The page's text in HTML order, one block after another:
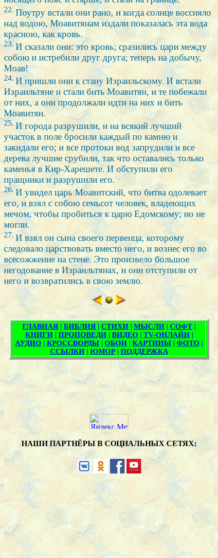
22. Поутру встали они рано, и когда солнце воссияло
над водою, Моавитянам издали показалась эта вода
красною, как кровь.
23.И сказали они: это кровь; сразились цари между
собою и истребили друг друга; теперь на добычу,
Моав!
24. И пришли они к стану Израильскому. И встали
Израильтяне и стали бить Моавитян, и те побежали
от них, а они продолжали идти на них и бить
Моавитян.
25.И города разрушили, и на всякий лучший
участок в поле бросили каждый по камню и
закидали его; и все протоки вод запрудили и все
дерева лучшие срубили, так что оставались только
каменья в Кир-Харешете. И обступили его
пращники и разрушили его.
26.И увидел царь Моавитский, что битва одолевает
его, и взял с собою семьсот человек, владеющих
мечом, чтобы пробиться к царю Едомскому; но не
могли.
27.И взял он сына своего первенца, которому
следовало царствовать вместо него, и вознес его во
всесожжение на стене. Это произвело большое
негодование в Израильтянах, и они отступили от
него и возвратились в свою землю.